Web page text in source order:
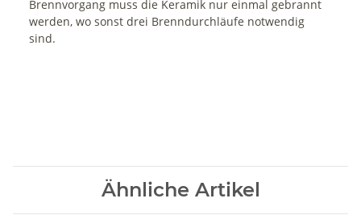
Brennvorgang muss die Keramik nur einmal gebrannt
werden, wo sonst drei Brenndurchläufe notwendig
sind.
Ähnliche Artikel